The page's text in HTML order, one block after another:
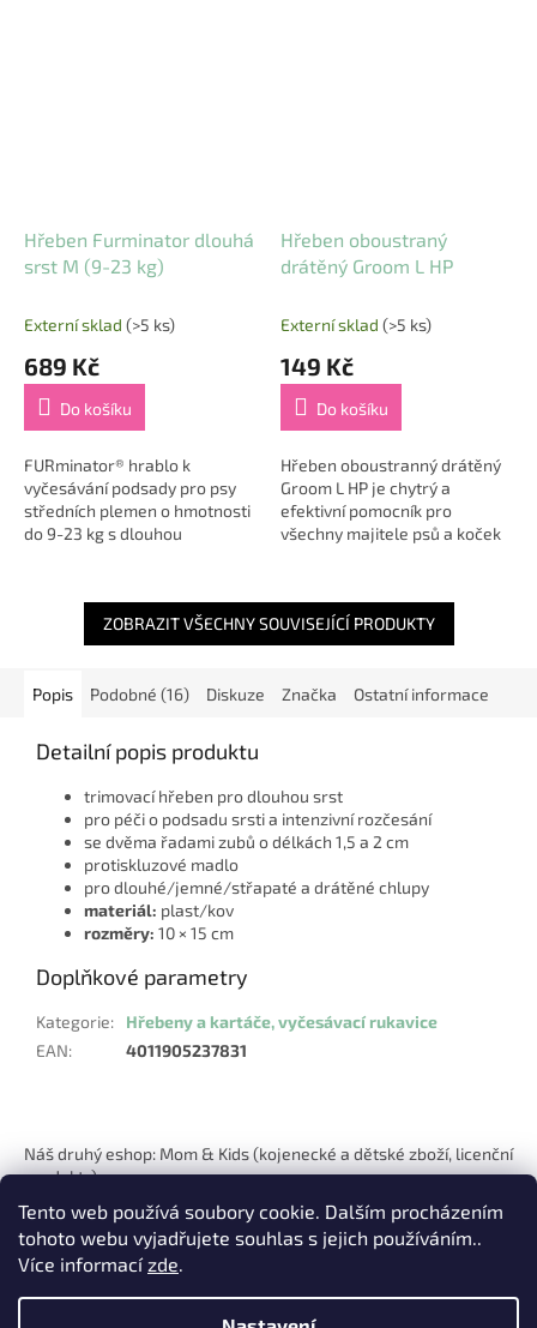
Tento web používá soubory cookie. Dalším procházením
tohoto webu vyjadřujete souhlas s jejich používáním..
Více informacízde.
Hřeben Furminator dlouhá
srst M (9-23 kg)
Externí sklad (>5 ks)
689 Kč
Do košíku
FURminator® hrablo k
vyčesávání podsady pro psy
středních plemen o hmotnosti
do 9-23 kg s dlouhou
také redukovat...
Hřeben oboustraný
drátěný Groom L HP
Externí sklad (>5 ks)
149 Kč
Do košíku
Hřeben oboustranný drátěný
Groom L HP je chytrý a
efektivní pomocník pro
všechny majitele psů a koček
kombinovaný...
ZOBRAZIT VŠECHNY SOUVISEJÍCÍ PRODUKTY
Popis Podobné (16) Diskuze Značka Ostatní informace
Detailní popis produktu
trimovací hřeben pro dlouhou srst
pro péči o podsadu srsti a intenzivní rozčesání
se dvěma řadami zubů o délkách 1,5 a 2 cm
protiskluzové madlo
pro dlouhé/jemné/střapaté a drátěné chlupy
materiál: plast/kov
rozměry: 10 × 15 cm
Doplňkové parametry
Kategorie:
Hřebeny a kartáče, vyčesávací rukavice
EAN: 4011905237831
p
Náš druhý eshop: Mom & Kids (kojenecké a dětské zboží, licenční
produkty)